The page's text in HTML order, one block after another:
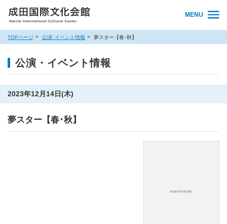
MENU
TOPページ 公演･イベント情報 夢スター【春･秋】
公演・イベント情報
2023年12月14日(木)
夢スター【春･秋】